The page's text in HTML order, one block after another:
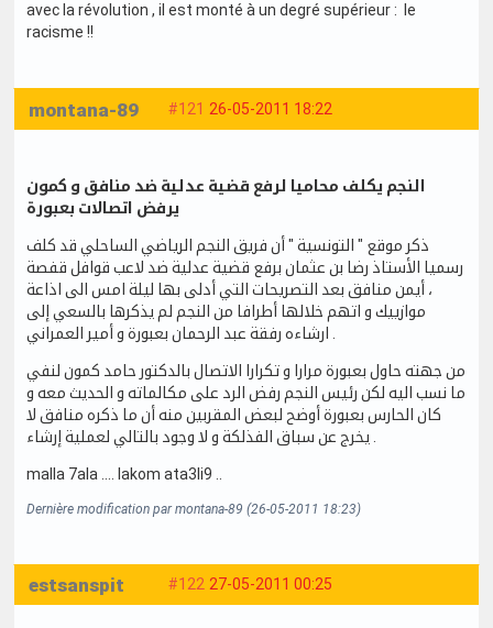
avec la révolution , il est monté à un degré supérieur : le
racisme !!
#121 26-05-2011 18:22
montana-89
النجم يكلف محاميا لرفع قضية عدلية ضد منافق و كمون
يرفض اتصالات بعبورة
ذكر موقع " التونسية " أن فريق النجم الرياضي الساحلي قد كلف
رسميا الأستاذ رضا بن عثمان برفع قضية عدلية ضد لاعب قوافل قفصة
، أيمن منافق بعد التصريحات التي أدلى بها ليلة امس الى اذاعة
موازييك و اتهم خلالها أطرافا من النجم لم يذكرها بالسعي إلى
من جهته حاول بعبورة مرارا و تكرارا الاتصال بالدكتور حامد كمون لنفي
ما نسب اليه لكن رئيس النجم رفض الرد على مكالماته و الحديث معه و
كان الحارس بعبورة أوضح لبعض المقربين منه أن ما ذكره منافق لا
malla 7ala .... lakom ata3li9 ..
Dernière modification par montana-89 (26-05-2011 18:23)
#122 27-05-2011 00:25
estsanspit